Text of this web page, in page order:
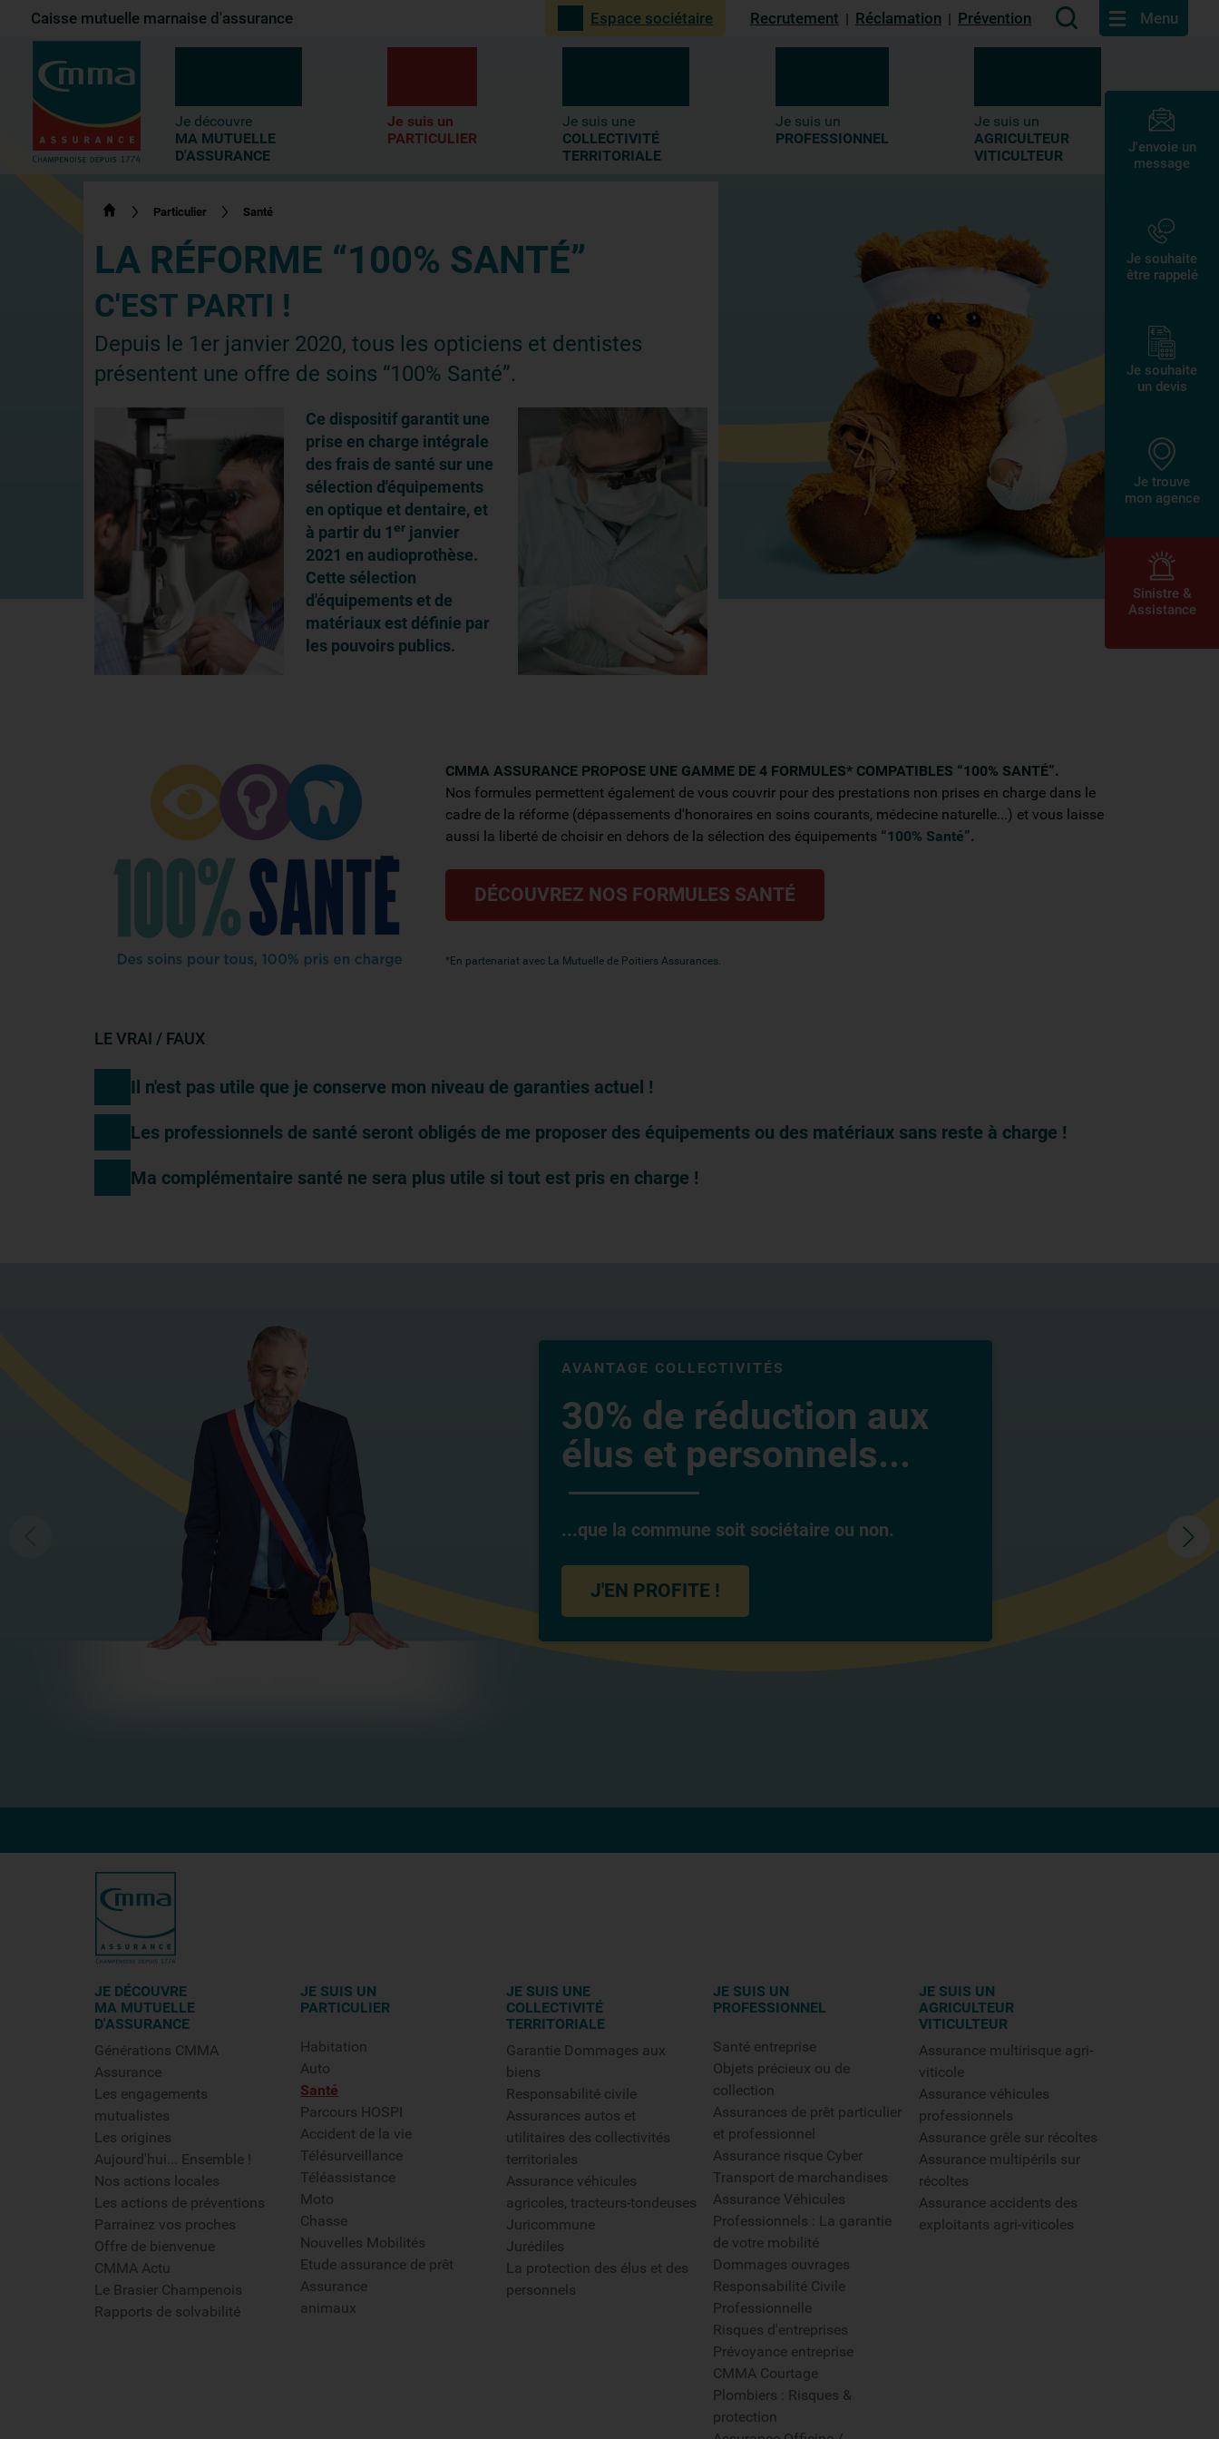
Contenu principal 2-Menu principal 3-
Caisse mutuelle marnaise d'assurance Espace sociétaire Recrutement | Réclamation | Prévention Menu
Je découvre
MA MUTUELLE
D'ASSURANCE
Je suis un
PARTICULIER
Je suis une
COLLECTIVITÉ
TERRITORIALE
Je suis un
PROFESSIONNEL
Je suis un
AGRICULTEUR
VITICULTEUR
J'envoie un
message
Je souhaite
être rappelé
Je souhaite
un devis
Je trouve
mon agence
Sinistre &
Assistance
Particulier Santé
LA RÉFORME “100% SANTÉ”
C'EST PARTI !
Depuis le 1er janvier 2020, tous les opticiens et dentistes
présentent une offre de soins “100% Santé”.
Ce dispositif garantit une
prise en charge intégrale
des frais de santé sur une
sélection d'équipements
en optique et dentaire, et
à partir du 1er janvier
2021 en audioprothèse.
Cette sélection
d'équipements et de
matériaux est définie par
les pouvoirs publics.
CMMA ASSURANCE PROPOSE UNE GAMME DE 4 FORMULES* COMPATIBLES “100% SANTÉ”.
Nos formules permettent également de vous couvrir pour des prestations non prises en charge dans le
cadre de la réforme (dépassements d'honoraires en soins courants, médecine naturelle...) et vous laisse
aussi la liberté de choisir en dehors de la sélection des équipements “100% Santé”.
DÉCOUVREZ NOS FORMULES SANTÉ
*En partenariat avec La Mutuelle de Poitiers Assurances.
LE VRAI / FAUX
Il n'est pas utile que je conserve mon niveau de garanties actuel !
Les professionnels de santé seront obligés de me proposer des équipements ou des matériaux sans reste à charge !
Ma complémentaire santé ne sera plus utile si tout est pris en charge !
AVANTAGE COLLECTIVITÉS
30% de réduction aux
élus et personnels...
...que la commune soit sociétaire ou non.
J'EN PROFITE !
JE DÉCOUVRE
MA MUTUELLE
D'ASSURANCE
Générations CMMA
Assurance
Les engagements
mutualistes
Les origines
Aujourd'hui... Ensemble !
Nos actions locales
Les actions de préventions
Parrainez vos proches
Offre de bienvenue
CMMA Actu
Le Brasier Champenois
Rapports de solvabilité
JE SUIS UN
PARTICULIER
Habitation
Auto
Santé
Parcours HOSPI
Accident de la vie
Télésurveillance
Téléassistance
Moto
Chasse
Nouvelles Mobilités
Etude assurance de prêt
Assurance
animaux
JE SUIS UNE
COLLECTIVITÉ
TERRITORIALE
Garantie Dommages aux
biens
Responsabilité civile
Assurances autos et
utilitaires des collectivités
territoriales
Assurance véhicules
agricoles, tracteurs-tondeuses
Juricommune
Jurédiles
La protection des élus et des
personnels
JE SUIS UN
PROFESSIONNEL
Santé entreprise
Objets précieux ou de
collection
Assurances de prêt particulier
et professionnel
Assurance risque Cyber
Transport de marchandises
Assurance Véhicules
Professionnels : La garantie
de votre mobilité
Dommages ouvrages
Responsabilité Civile
Professionnelle
Risques d'entreprises
Prévoyance entreprise
CMMA Courtage
Plombiers : Risques &
protection
JE SUIS UN
AGRICULTEUR
VITICULTEUR
Assurance multirisque agri-
viticole
Assurance véhicules
professionnels
Assurance grêle sur récoltes
Assurance multipérils sur
récoltes
Assurance accidents des
exploitants agri-viticoles